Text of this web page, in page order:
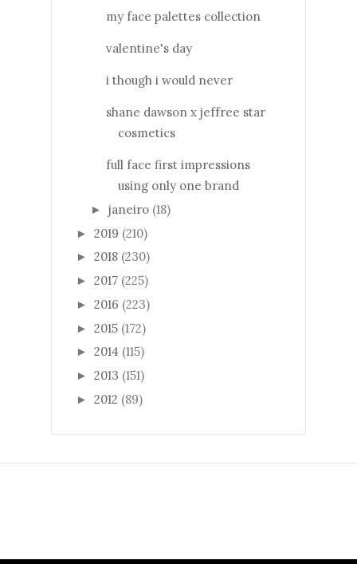
my face palettes collection
valentine's day
i though i would never
shane dawson x jeffree star
cosmetics
full face first impressions
using only one brand
► janeiro (18)
► 2019 (210)
► 2018 (230)
► 2017 (225)
► 2016 (223)
► 2015 (172)
► 2014 (115)
► 2013 (151)
► 2012 (89)